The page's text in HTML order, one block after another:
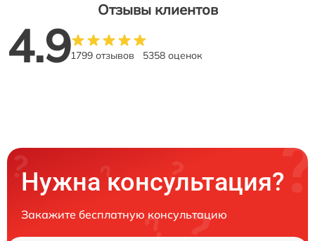
Отзывы клиентов
4.91799 отзывов 5358 оценок
Нужна консультация?
Закажите бесплатную консультацию